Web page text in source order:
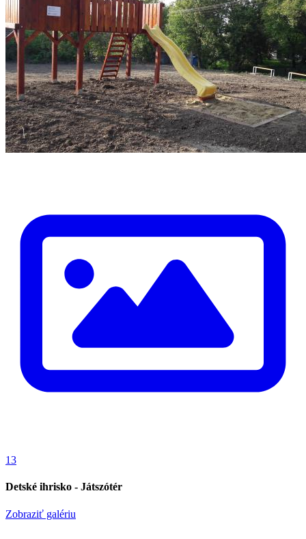
13
Detské ihrisko - Játszótér
Zobraziť galériu